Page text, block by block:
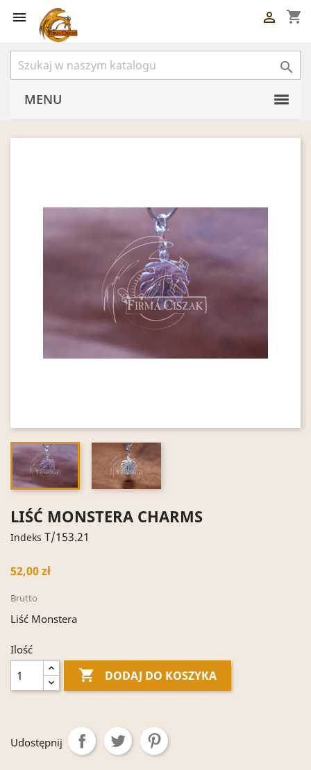
 shopping_cart


MENU
LIŚĆ MONSTERA CHARMS
Indeks T/153.21
52,00 zł
Brutto
Liść Monstera
Ilość
 DODAJ DO KOSZYKA
Udostępnij